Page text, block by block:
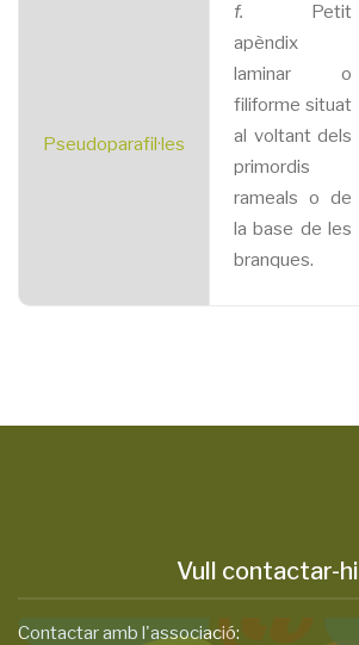
Pseudoparafil·les
f. Petit
apèndix
laminar o
filiforme situat
al voltant dels
primordis
rameals o de
la base de les
branques.
Vull contactar-hi
Contactar amb l'associació: